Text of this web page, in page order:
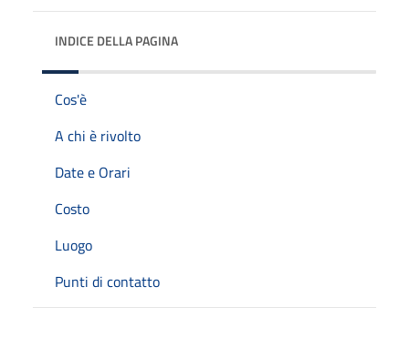
INDICE DELLA PAGINA
Cos'è
A chi è rivolto
Date e Orari
Costo
Luogo
Punti di contatto